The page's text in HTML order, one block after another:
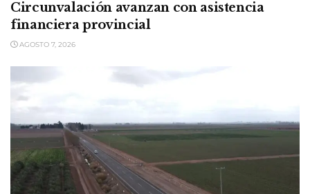
Circunvalación avanzan con asistencia
financiera provincial
AGOSTO 7, 2026